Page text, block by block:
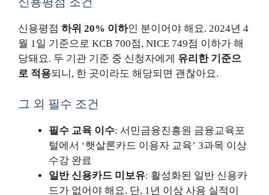
신용평점 하위 20% 이하인 분이어야 해요. 2024년 4
월 1일 기준으로 KCB 700점, NICE 749점 이하가 해
당돼요. 두 기관 기준 중 신청자에게 유리한 기준으
로 적용되니, 한 곳이라도 해당되면 괜찮아요.
그 외 필수 조건
필수 교육 이수: 서민금융진흥원 금융교육포
털에서 ‘햇살론카드 이용자 교육’ 3과목 이상
수강 완료
일반 신용카드 미보유: 활성화된 일반 신용카
드가 없어야 해요. 단, 1년 이상 사용 실적이